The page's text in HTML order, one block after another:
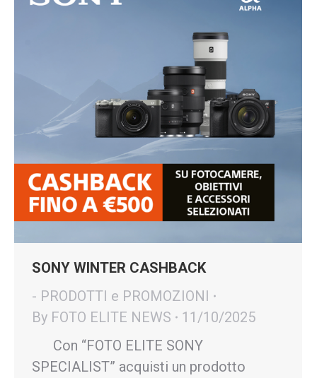
SONY WINTER CASHBACK
- PRODOTTI e PROMOZIONI
By FOTO ELITE NEWS
11/10/2025
Con “FOTO ELITE SONY
SPECIALIST” acquisti un prodotto